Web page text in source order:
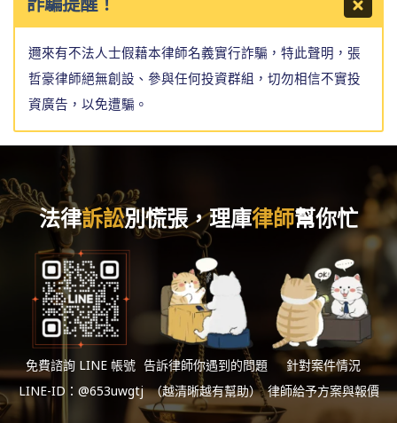
邇來有不法人士假藉本律師名義實行詐騙，特此聲明，張
哲豪律師絕無創設、參與任何投資群組，切勿相信不實投
資廣告，以免遭騙。
法律訴訟別慌張，理庫律師幫你忙
免費諮詢 LINE 帳號
LINE-ID：@653uwgtj
告訴律師你遇到的問題
（越清晰越有幫助）
針對案件情況
律師給予方案與報價